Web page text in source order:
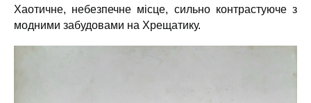
Хаотичне, небезпечне місце, сильно контрастуюче з
модними забудовами на Хрещатику.